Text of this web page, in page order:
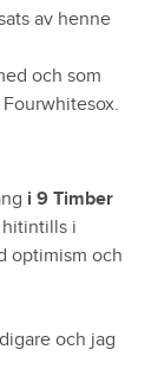
av henne
och som
i 9 Timber
hitintills i
optimism och
och jag